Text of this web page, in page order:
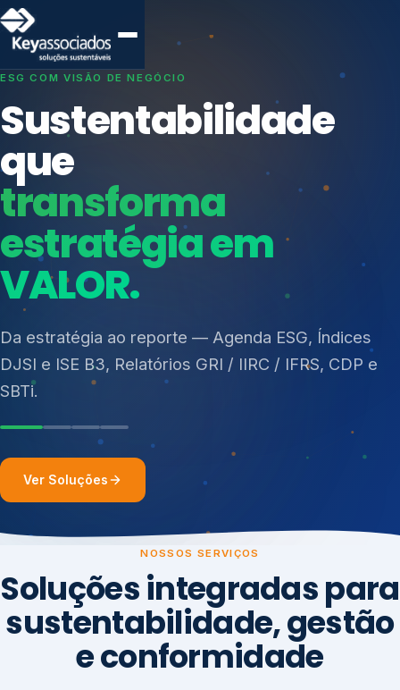
SISTEMAS DE GESTÃO OTIMIZADOS E INTEGRADOS
Conformidade que
protege seu
negócio.
Consultoria, auditoria e treinamentos em ISO 27001,
ISO 27701, ISO 42001, ISO 37001, ISO 9001, ISO
14001, ISO 45001, ONA e PNQ — Gestão de
resíduos sólidos (PGRS/PMGRS).
Índices de Mercado
Mudanças Climáticas
Reputação e Cadeia
Reporte Regulatório
Ver Soluções
NOSSOS SERVIÇOS
Soluções integradas para
sustentabilidade, gestão
e conformidade